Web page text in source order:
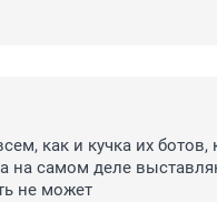
как и кучка их ботов,
на самом деле
не может